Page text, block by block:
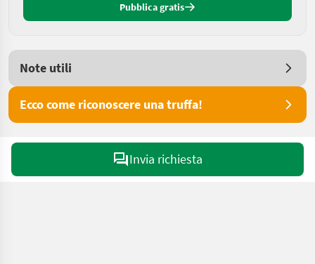
Pubblica gratis
Note utili
Ecco come riconoscere una truffa!
Invia richiesta